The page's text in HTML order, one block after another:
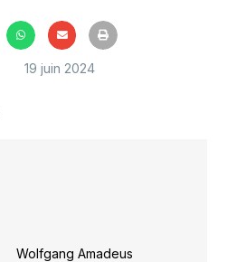
19 juin 2024
Wolfgang Amadeus